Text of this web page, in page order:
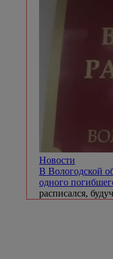
Новости
В Вологодской
одного
расписался,